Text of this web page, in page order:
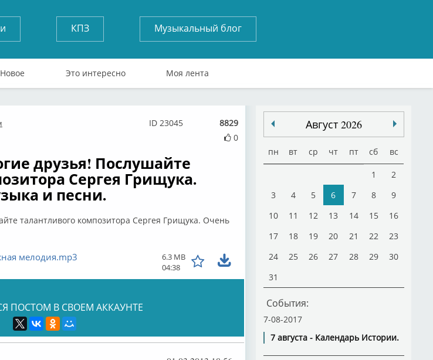
КПЗ Музыкальный блог
Новое Это интересно Моя лента
8829
0
ID 23045
друзья! Послушайте
Сергея Грищука.
и песни.
талантливого композитора Сергея Грищука. Очень
мелодия.mp3
6.3 MB
04:38
ПОСТОМ В СВОЕМ АККАУНТЕ
Август 2026
пн вт ср чт пт сб вс
1
2
3
4 5 6 7 8
9
10
11 12 13 14 15
16
17
18 19 20 21 22
23
24
25 26 27 28 29
30
31
События:
7-08-2017
7 августа - Календарь Истории.